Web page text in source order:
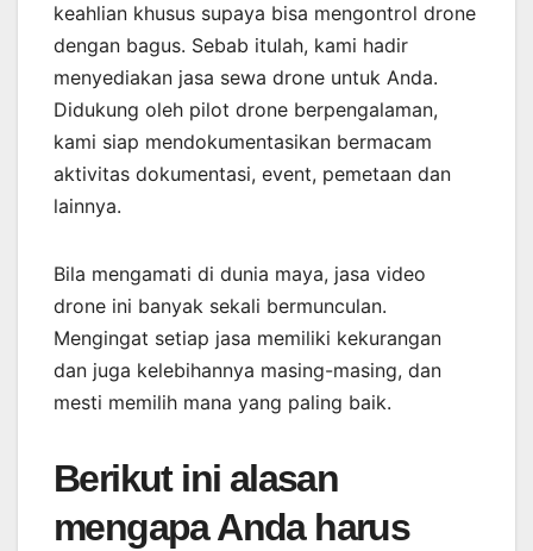
keahlian khusus supaya bisa mengontrol drone
dengan bagus. Sebab itulah, kami hadir
menyediakan jasa sewa drone untuk Anda.
Didukung oleh pilot drone berpengalaman,
kami siap mendokumentasikan bermacam
aktivitas dokumentasi, event, pemetaan dan
lainnya.
Bila mengamati di dunia maya, jasa video
drone ini banyak sekali bermunculan.
Mengingat setiap jasa memiliki kekurangan
dan juga kelebihannya masing-masing, dan
mesti memilih mana yang paling baik.
Berikut ini alasan
mengapa Anda harus